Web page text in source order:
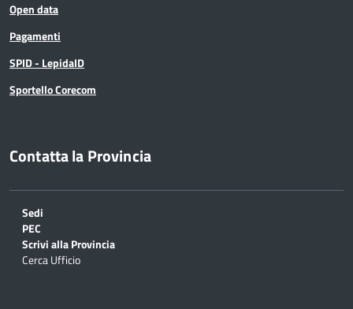
Open data
Pagamenti
SPID - LepidaID
Sportello Corecom
Contatta la Provincia
Sedi
PEC
Scrivi alla Provincia
Cerca Ufficio